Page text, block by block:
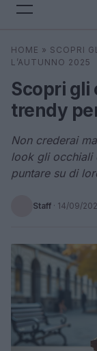
Cerca
HOME » SCOPRI
L’AUTUNNO 2025
Scopri gli
trendy
Non crederai
look gli occhiali
puntare su di
Staff · 14/09/